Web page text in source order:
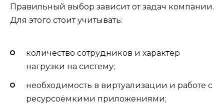
Правильный выбор зависит от задач компании.
Для этого стоит учитывать:
количество сотрудников и характер
нагрузки на систему;
необходимость в виртуализации и работе с
ресурсоёмкими приложениями;